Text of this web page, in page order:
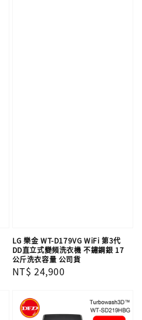
LG 樂金 WT-D179VG WiFi 第3代
DD直立式變頻洗衣機 不鏽鋼銀 17
公斤洗衣容量 公司貨
Regular
NT$ 24,900